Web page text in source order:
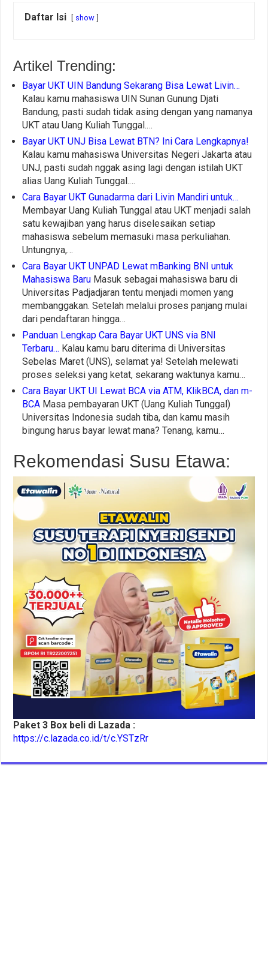
Daftar Isi show
Artikel Trending:
Bayar UKT UIN Bandung Sekarang Bisa Lewat Livin…
Kalau kamu mahasiswa UIN Sunan Gunung Djati
Bandung, pasti sudah tidak asing dengan yang namanya
UKT atau Uang Kuliah Tunggal.…
Bayar UKT UNJ Bisa Lewat BTN? Ini Cara Lengkapnya!
Kalau kamu mahasiswa Universitas Negeri Jakarta atau
UNJ, pasti sudah nggak asing lagi dengan istilah UKT
alias Uang Kuliah Tunggal.…
Cara Bayar UKT Gunadarma dari Livin Mandiri untuk…
Membayar Uang Kuliah Tunggal atau UKT menjadi salah
satu kewajiban yang harus diselesaikan setiap
mahasiswa sebelum memasuki masa perkuliahan.
Untungnya,…
Cara Bayar UKT UNPAD Lewat mBanking BNI untuk
Mahasiswa Baru Masuk sebagai mahasiswa baru di
Universitas Padjadjaran tentu menjadi momen yang
membanggakan. Setelah melalui proses panjang mulai
dari pendaftaran hingga…
Panduan Lengkap Cara Bayar UKT UNS via BNI
Terbaru… Kalau kamu baru diterima di Universitas
Sebelas Maret (UNS), selamat ya! Setelah melewati
proses seleksi yang ketat, sekarang waktunya kamu…
Cara Bayar UKT UI Lewat BCA via ATM, KlikBCA, dan m-
BCA Masa pembayaran UKT (Uang Kuliah Tunggal)
Universitas Indonesia sudah tiba, dan kamu masih
bingung harus bayar lewat mana? Tenang, kamu…
Rekomendasi Susu Etawa:
Paket 3 Box beli di Lazada :
https://c.lazada.co.id/t/c.YSTzRr